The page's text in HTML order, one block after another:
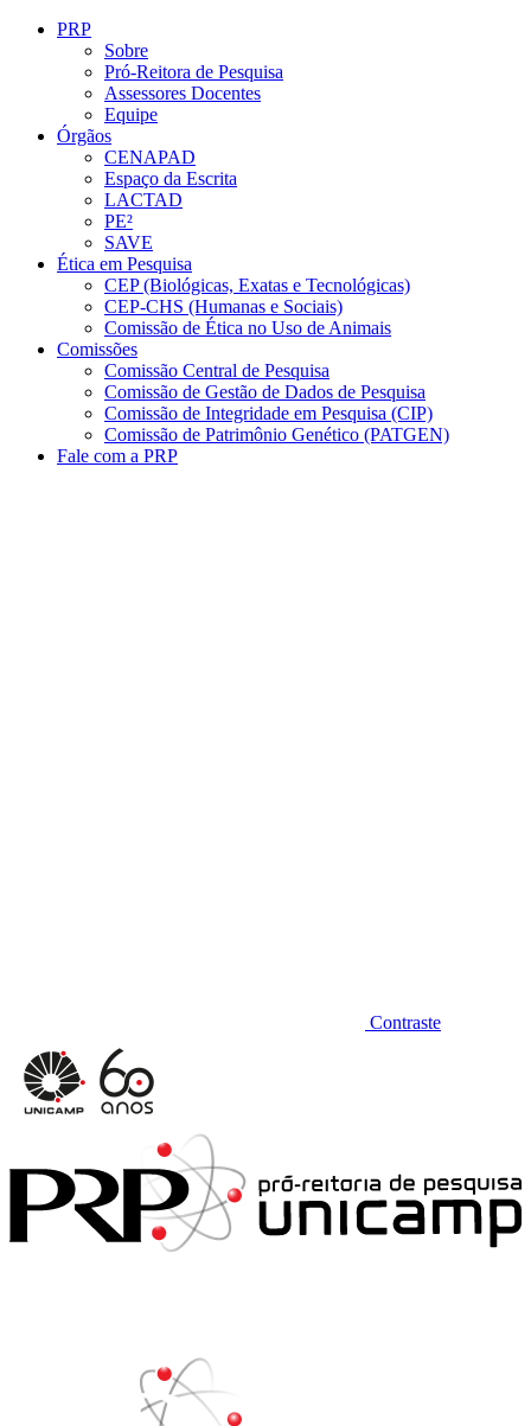
Conteúdo principal
PRP
Sobre
Pró-Reitora de Pesquisa
Assessores Docentes
Equipe
Órgãos
CENAPAD
Espaço da Escrita
LACTAD
PE²
SAVE
Ética em Pesquisa
CEP (Biológicas, Exatas e Tecnológicas)
CEP-CHS (Humanas e Sociais)
Comissão de Ética no Uso de Animais
Comissões
Comissão Central de Pesquisa
Comissão de Gestão de Dados de Pesquisa
Comissão de Integridade em Pesquisa (CIP)
Comissão de Patrimônio Genético (PATGEN)
Fale com a PRP
Contraste